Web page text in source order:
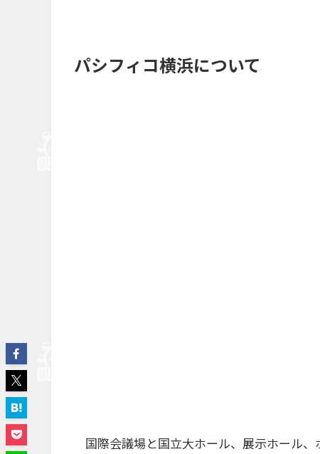
パシフィコ横浜について
国際会議場と国立大ホール、展示ホール、